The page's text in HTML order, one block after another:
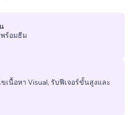
ร้อมธีม
เนื้อหา Visual, รับฟีเจอร์ขั้นสูงและ